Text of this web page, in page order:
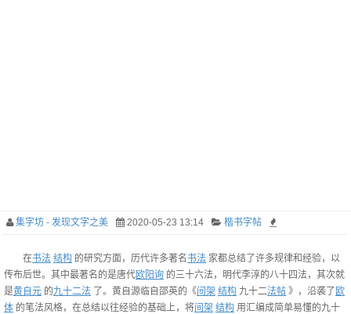
集字坊 - 发现文字之美 2020-05-23 13:14 楷书字帖
在书法 结构 的研究方面，历代许多著名书法 家都总结了许多规律和经验，以
传布后世。其中最著名的是唐代欧阳询 的三十六法，明代李淳的八十四法，其次就
是黄自元 的九十二法 了。黄自源临自邵英的《间架 结构 九十二法帖 》，沿袭了 欧
体 的笔法风格，在总结以往经验的基础上，将间架 结构 用汇编成简单易懂的九十